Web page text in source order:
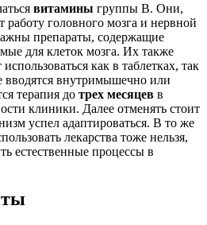
витамины группы В. Они,
головного мозга и нервной
препараты, содержащие
для клеток мозга. Их также
как в таблетках, так
вводятся внутримышечно или
терапия до трех месяцев в
клиники. Далее отменять стоит
успел адаптироваться. В то же
лекарства тоже нельзя,
естественные процессы в